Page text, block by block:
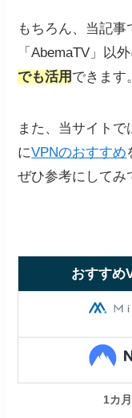
もちろん、当記
「AbemaTV」以
でも活用 できます。
また、当サイトで
にVPNのおすすめ
ぜひ参考にしてみ
おすすめ
1カ